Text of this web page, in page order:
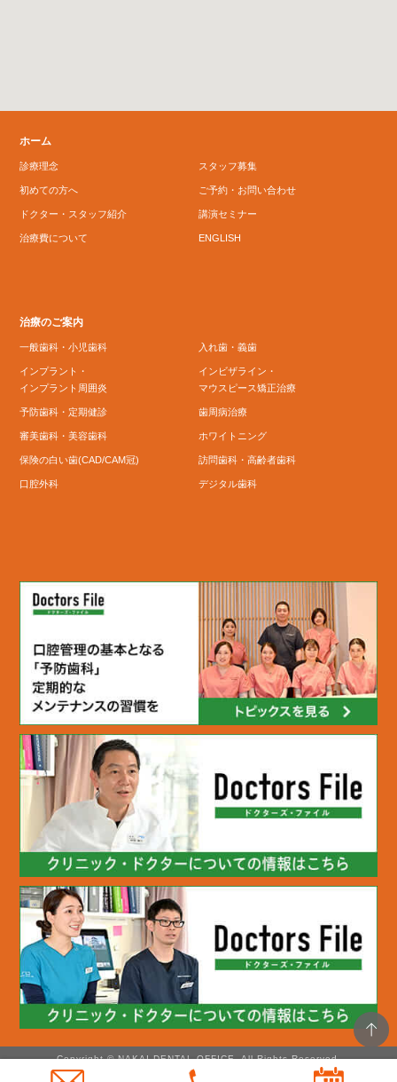
ホーム
診療理念
初めての方へ
ドクター・スタッフ紹介
治療費について
スタッフ募集
ご予約・お問い合わせ
講演セミナー
ENGLISH
治療のご案内
一般歯科・小児歯科
インプラント・
インプラント周囲炎
予防歯科・定期健診
審美歯科・美容歯科
保険の白い歯(CAD/CAM冠)
口腔外科
入れ歯・義歯
インビザライン・
マウスピース矯正治療
歯周病治療
ホワイトニング
訪問歯科・高齢者歯科
デジタル歯科
Copyright © NAKAI DENTAL OFFICE. All Rights Reserved.